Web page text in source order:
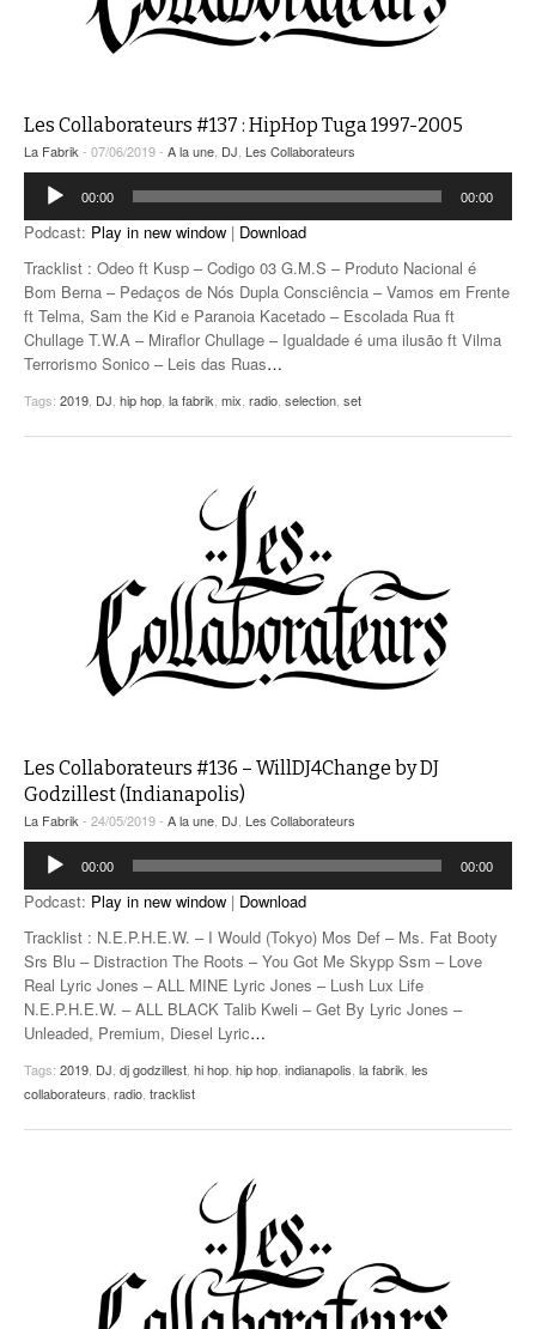
Les Collaborateurs #137 : HipHop Tuga 1997-2005
La Fabrik - 07/06/2019 - A la une DJ Les Collaborateurs
Lecteur
audio
00:00 00:00
Podcast: Play in new window | Download
Tracklist : Odeo ft Kusp – Codigo 03 G.M.S – Produto Nacional é
Bom Berna – Pedaços de Nós Dupla Consciência – Vamos em Frente
ft Telma, Sam the Kid e Paranoia Kacetado – Escolada Rua ft
Chullage T.W.A – Miraflor Chullage – Igualdade é uma ilusão ft Vilma
Terrorismo Sonico – Leis das Ruas…
Tags: 2019 DJ hip hop la fabrik mix radio selection set
Les Collaborateurs #136 – WillDJ4Change by DJ
Godzillest (Indianapolis)
La Fabrik - 24/05/2019 - A la une DJ Les Collaborateurs
Lecteur
audio
00:00 00:00
Podcast: Play in new window | Download
Tracklist : N.E.P.H.E.W. – I Would (Tokyo) Mos Def – Ms. Fat Booty
Srs Blu – Distraction The Roots – You Got Me Skypp Ssm – Love
Real Lyric Jones – ALL MINE Lyric Jones – Lush Lux Life
N.E.P.H.E.W. – ALL BLACK Talib Kweli – Get By Lyric Jones –
Unleaded, Premium, Diesel Lyric…
Tags: 2019 DJ dj godzillest hi hop hip hop indianapolis la fabrik les
collaborateurs radio tracklist